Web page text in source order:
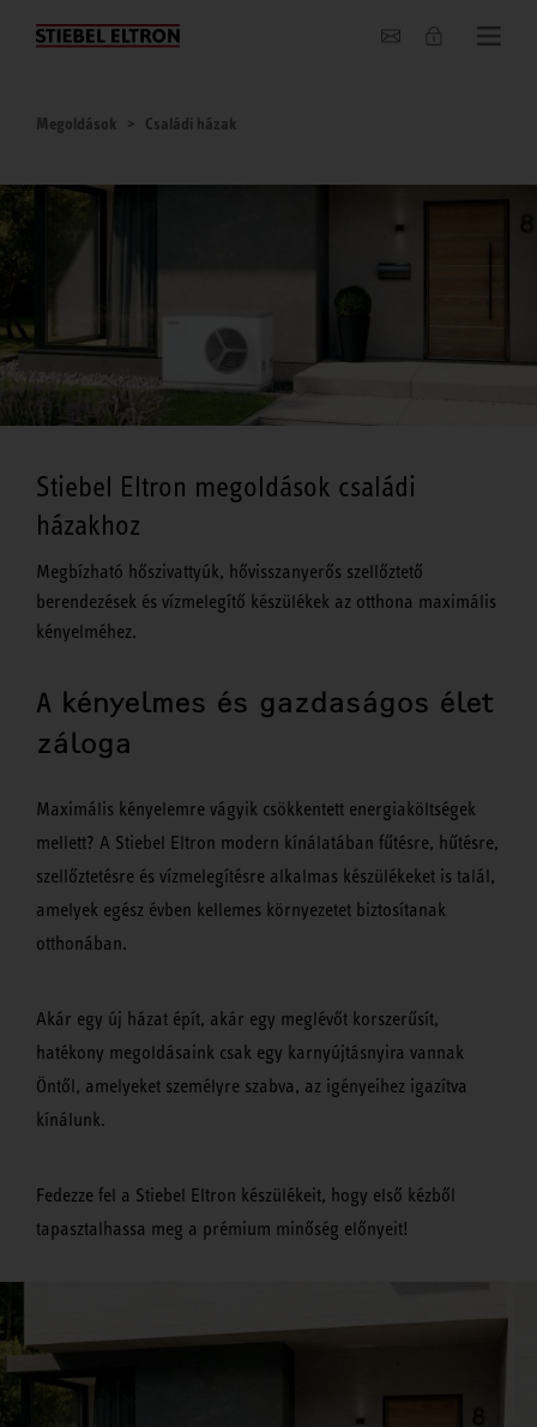
Hírek
Megoldások Családi házak
Stiebel Eltron megoldások családi
házakhoz
Megbízható hőszivattyúk, hővisszanyerős szellőztető
berendezések és vízmelegítő készülékek az otthona maximális
kényelméhez.
A kényelmes és gazdaságos élet
záloga
Maximális kényelemre vágyik csökkentett energiaköltségek
mellett? A Stiebel Eltron modern kínálatában fűtésre, hűtésre,
szellőztetésre és vízmelegítésre alkalmas készülékeket is talál,
amelyek egész évben kellemes környezetet biztosítanak
otthonában.
Akár egy új házat épít, akár egy meglévőt korszerűsít,
hatékony megoldásaink csak egy karnyújtásnyira vannak
Öntől, amelyeket személyre szabva, az igényeihez igazítva
kínálunk.
Fedezze fel a Stiebel Eltron készülékeit, hogy első kézből
tapasztalhassa meg a prémium minőség előnyeit!